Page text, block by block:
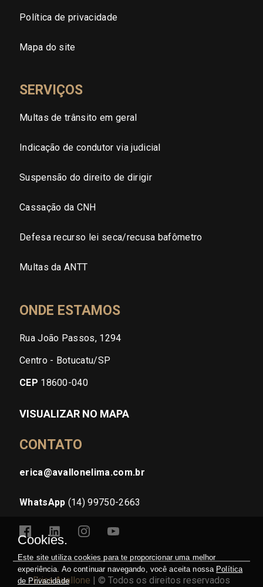
Política de privacidade
Mapa do site
SERVIÇOS
Multas de trânsito em geral
Indicação de condutor via judicial
Suspensão do direito de dirigir
Cassação da CNH
Defesa recurso lei seca/recusa bafômetro
Multas da ANTT
ONDE ESTAMOS
Rua João Passos, 1294
Centro - Botucatu/SP
CEP 18600-040
VISUALIZAR NO MAPA
CONTATO
erica@avallonelima.com.br
WhatsApp (14) 99750-2663
Erica Avallone | © Todos os direitos reservados
Cookies.
Este site utiliza cookies para te proporcionar uma melhor
experiência. Ao continuar navegando, você aceita nossa Política
de Privacidade